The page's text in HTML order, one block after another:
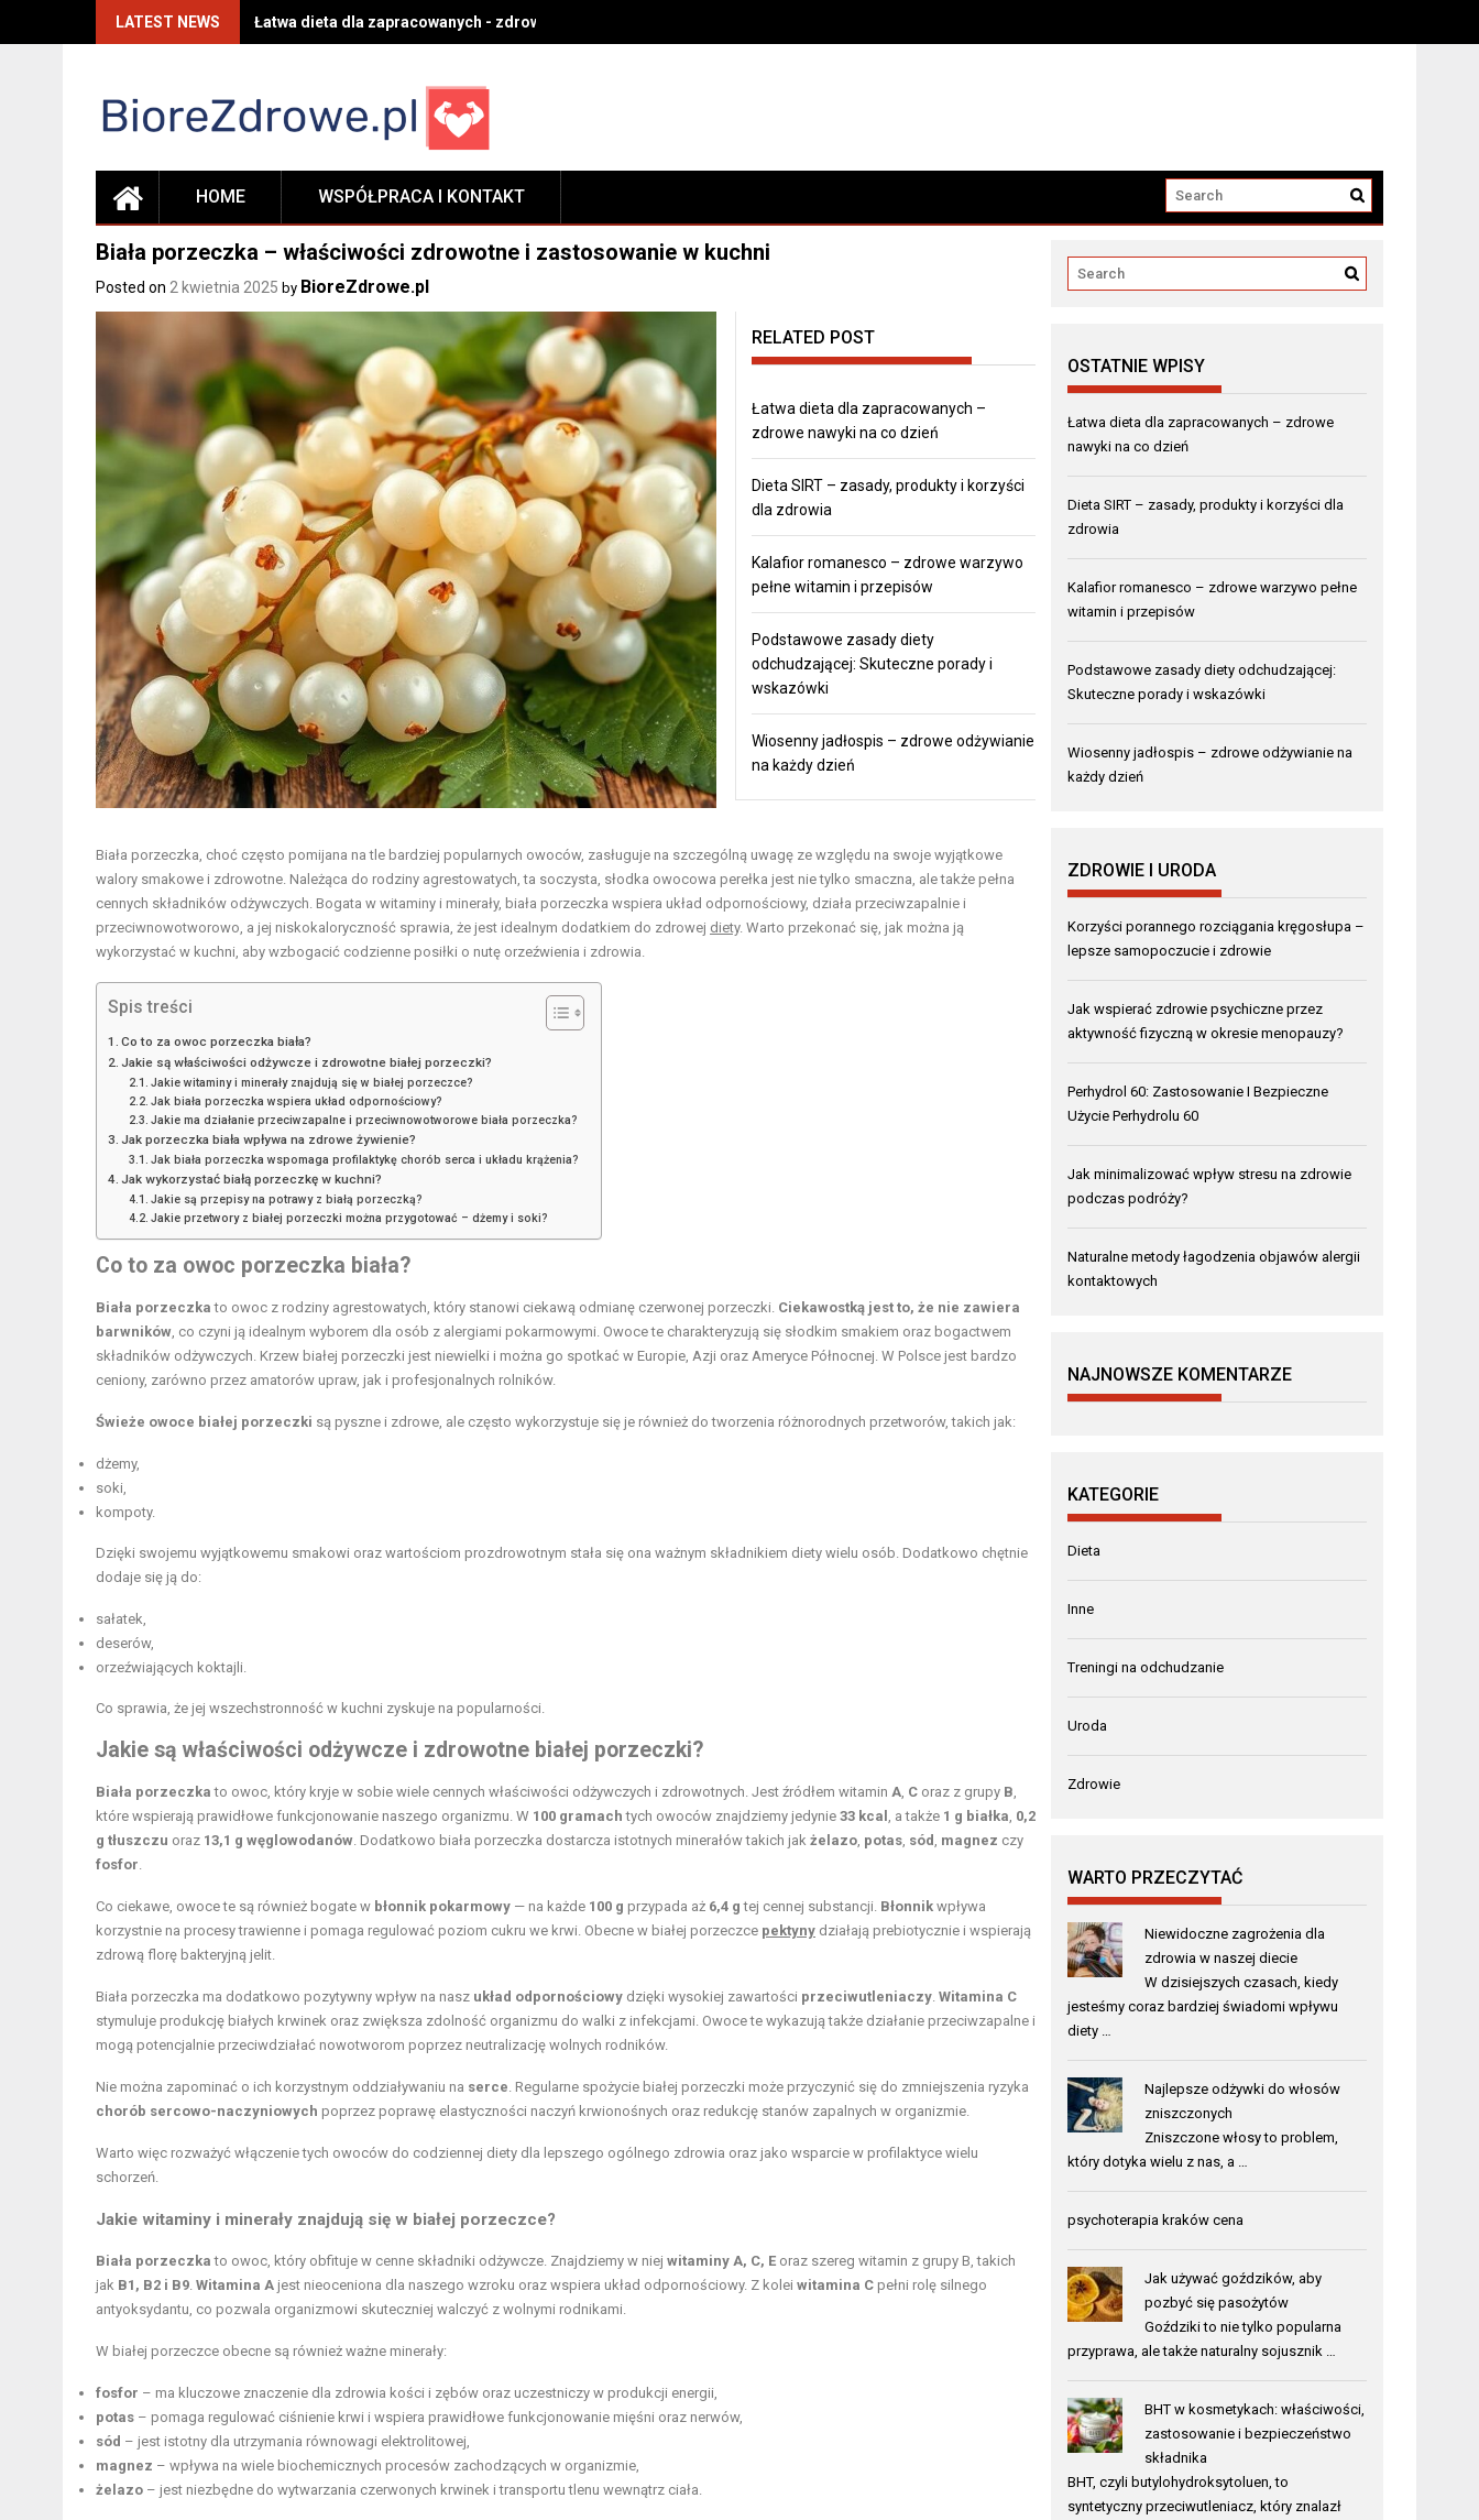
LATEST NEWS Łatwa dieta dla zapracowanych - zdrowe nawyki na co dzień
HOME WSPÓŁPRACA I KONTAKT
Biała porzeczka – właściwości zdrowotne i zastosowanie w kuchni
Posted on 2 kwietnia 2025 by BioreZdrowe.pl
RELATED POST
Łatwa dieta dla zapracowanych –
zdrowe nawyki na co dzień
Dieta SIRT – zasady, produkty i korzyści
dla zdrowia
Kalafior romanesco – zdrowe warzywo
pełne witamin i przepisów
Podstawowe zasady diety
odchudzającej: Skuteczne porady i
wskazówki
Wiosenny jadłospis – zdrowe odżywianie
na każdy dzień
Biała porzeczka, choć często pomijana na tle bardziej popularnych owoców, zasługuje na szczególną uwagę ze względu na swoje wyjątkowe
walory smakowe i zdrowotne. Należąca do rodziny agrestowatych, ta soczysta, słodka owocowa perełka jest nie tylko smaczna, ale także pełna
cennych składników odżywczych. Bogata w witaminy i minerały, biała porzeczka wspiera układ odpornościowy, działa przeciwzapalnie i
przeciwnowotworowo, a jej niskokaloryczność sprawia, że jest idealnym dodatkiem do zdrowej diety. Warto przekonać się, jak można ją
wykorzystać w kuchni, aby wzbogacić codzienne posiłki o nutę orzeźwienia i zdrowia.
Spis treści
Co to za owoc porzeczka biała?
Jakie są właściwości odżywcze i zdrowotne białej porzeczki?
Jakie witaminy i minerały znajdują się w białej porzeczce?
Jak biała porzeczka wspiera układ odpornościowy?
Jakie ma działanie przeciwzapalne i przeciwnowotworowe biała porzeczka?
Jak porzeczka biała wpływa na zdrowe żywienie?
Jak biała porzeczka wspomaga profilaktykę chorób serca i układu krążenia?
Jak wykorzystać białą porzeczkę w kuchni?
Jakie są przepisy na potrawy z białą porzeczką?
Jakie przetwory z białej porzeczki można przygotować – dżemy i soki?
Co to za owoc porzeczka biała?
Biała porzeczka to owoc z rodziny agrestowatych, który stanowi ciekawą odmianę czerwonej porzeczki. Ciekawostką jest to, że nie zawiera
barwników , co czyni ją idealnym wyborem dla osób z alergiami pokarmowymi. Owoce te charakteryzują się słodkim smakiem oraz bogactwem
składników odżywczych. Krzew białej porzeczki jest niewielki i można go spotkać w Europie, Azji oraz Ameryce Północnej. W Polsce jest bardzo
ceniony, zarówno przez amatorów upraw, jak i profesjonalnych rolników.
Świeże owoce białej porzeczki są pyszne i zdrowe, ale często wykorzystuje się je również do tworzenia różnorodnych przetworów, takich jak:
dżemy,
soki,
kompoty.
Dzięki swojemu wyjątkowemu smakowi oraz wartościom prozdrowotnym stała się ona ważnym składnikiem diety wielu osób. Dodatkowo chętnie
dodaje się ją do:
sałatek,
deserów,
orzeźwiających koktajli.
Co sprawia, że jej wszechstronność w kuchni zyskuje na popularności.
Jakie są właściwości odżywcze i zdrowotne białej porzeczki?
Biała porzeczka to owoc, który kryje w sobie wiele cennych właściwości odżywczych i zdrowotnych. Jest źródłem witamin A C oraz z grupy B
które wspierają prawidłowe funkcjonowanie naszego organizmu. W 100 gramach tych owoców znajdziemy jedynie 33 kcal , a także 1 g białka 0,2
g tłuszczu oraz 13,1 g węglowodanów . Dodatkowo biała porzeczka dostarcza istotnych minerałów takich jak żelazo potas sód magnez czy
fosfor
Co ciekawe, owoce te są również bogate w błonnik pokarmowy — na każde 100 g przypada aż 6,4 g tej cennej substancji. Błonnik wpływa
korzystnie na procesy trawienne i pomaga regulować poziom cukru we krwi. Obecne w białej porzeczce pektyny działają prebiotycznie i wspierają
zdrową florę bakteryjną jelit.
Biała porzeczka ma dodatkowo pozytywny wpływ na nasz układ odpornościowy dzięki wysokiej zawartości przeciwutleniaczy Witamina C
stymuluje produkcję białych krwinek oraz zwiększa zdolność organizmu do walki z infekcjami. Owoce te wykazują także działanie przeciwzapalne i
mogą potencjalnie przeciwdziałać nowotworom poprzez neutralizację wolnych rodników.
Nie można zapominać o ich korzystnym oddziaływaniu na serce . Regularne spożycie białej porzeczki może przyczynić się do zmniejszenia ryzyka
chorób sercowo-naczyniowych poprzez poprawę elastyczności naczyń krwionośnych oraz redukcję stanów zapalnych w organizmie.
Warto więc rozważyć włączenie tych owoców do codziennej diety dla lepszego ogólnego zdrowia oraz jako wsparcie w profilaktyce wielu
schorzeń.
Jakie witaminy i minerały znajdują się w białej porzeczce?
Biała porzeczka to owoc, który obfituje w cenne składniki odżywcze. Znajdziemy w niej witaminy A, C, E oraz szereg witamin z grupy B, takich
jak B1, B2 i B9 Witamina A jest nieoceniona dla naszego wzroku oraz wspiera układ odpornościowy. Z kolei witamina C pełni rolę silnego
antyoksydantu, co pozwala organizmowi skuteczniej walczyć z wolnymi rodnikami.
W białej porzeczce obecne są również ważne minerały:
fosfor – ma kluczowe znaczenie dla zdrowia kości i zębów oraz uczestniczy w produkcji energii,
potas – pomaga regulować ciśnienie krwi i wspiera prawidłowe funkcjonowanie mięśni oraz nerwów,
sód – jest istotny dla utrzymania równowagi elektrolitowej,
magnez – wpływa na wiele biochemicznych procesów zachodzących w organizmie,
żelazo – jest niezbędne do wytwarzania czerwonych krwinek i transportu tlenu wewnątrz ciała.
OSTATNIE WPISY
Łatwa dieta dla zapracowanych – zdrowe
nawyki na co dzień
Dieta SIRT – zasady, produkty i korzyści dla
zdrowia
Kalafior romanesco – zdrowe warzywo pełne
witamin i przepisów
Podstawowe zasady diety odchudzającej:
Skuteczne porady i wskazówki
Wiosenny jadłospis – zdrowe odżywianie na
każdy dzień
ZDROWIE I URODA
Korzyści porannego rozciągania kręgosłupa –
lepsze samopoczucie i zdrowie
Jak wspierać zdrowie psychiczne przez
aktywność fizyczną w okresie menopauzy?
Perhydrol 60: Zastosowanie I Bezpieczne
Użycie Perhydrolu 60
Jak minimalizować wpływ stresu na zdrowie
podczas podróży?
Naturalne metody łagodzenia objawów alergii
kontaktowych
NAJNOWSZE KOMENTARZE
KATEGORIE
Dieta
Inne
Treningi na odchudzanie
Uroda
Zdrowie
WARTO PRZECZYTAĆ
Niewidoczne zagrożenia dla
zdrowia w naszej diecie
W dzisiejszych czasach, kiedy
jesteśmy coraz bardziej świadomi wpływu
diety …
Najlepsze odżywki do włosów
zniszczonych
Zniszczone włosy to problem,
który dotyka wielu z nas, a …
psychoterapia kraków cena
Jak używać goździków, aby
pozbyć się pasożytów
Goździki to nie tylko popularna
przyprawa, ale także naturalny sojusznik …
BHT w kosmetykach: właściwości,
zastosowanie i bezpieczeństwo
składnika
BHT, czyli butylohydroksytoluen, to
syntetyczny przeciwutleniacz, który znalazł